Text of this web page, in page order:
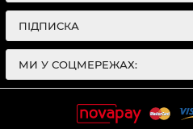
ПІДПИСКА
МИ У СОЦМЕРЕЖАХ: